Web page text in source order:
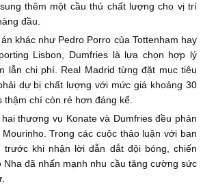
thêm một cầu thủ chất lượng cho vị trí
đầu.
khác như Pedro Porro của Tottenham hay
Lisbon, Dumfries là lựa chọn hợp lý
lẫn chi phí. Real Madrid từng đặt mục tiêu
dự bị chất lượng với mức giá khoảng 30
thậm chí còn rẻ hơn đáng kể.
thương vụ Konate và Dumfries đều phản
Trong các cuộc thảo luận với ban
trước khi nhận lời dẫn dắt đội bóng, chiến
đã nhấn mạnh nhu cầu tăng cường sức